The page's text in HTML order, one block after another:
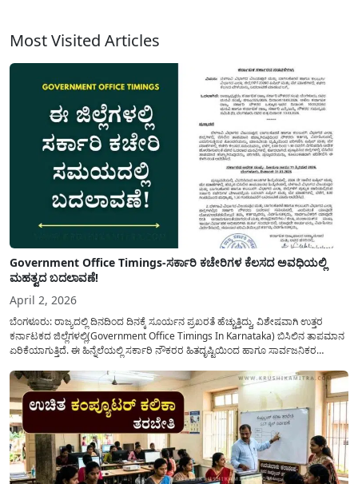
Most Visited Articles
Government Office Timings-ಸರ್ಕಾರಿ ಕಚೇರಿಗಳ ಕೆಲಸದ ಅವಧಿಯಲ್ಲಿ
ಮಹತ್ವದ ಬದಲಾವಣೆ!
April 2, 2026
ಬೆಂಗಳೂರು: ರಾಜ್ಯದಲ್ಲಿ ದಿನದಿಂದ ದಿನಕ್ಕೆ ಸೂರ್ಯನ ಪ್ರಖರತೆ ಹೆಚ್ಚುತ್ತಿದ್ದು, ವಿಶೇಷವಾಗಿ ಉತ್ತರ
ಕರ್ನಾಟಕದ ಜಿಲ್ಲೆಗಳಲ್ಲಿ(Government Office Timings In Karnataka) ಬಿಸಿಲಿನ ತಾಪಮಾನ
ಏರಿಕೆಯಾಗುತ್ತಿದೆ. ಈ ಹಿನ್ನೆಲೆಯಲ್ಲಿ ಸರ್ಕಾರಿ ನೌಕರರ ಹಿತದೃಷ್ಟಿಯಿಂದ ಹಾಗೂ ಸಾರ್ವಜನಿಕರ
ಮತ್ತು ಕಲ್ಯಾಣ ಕರ್ನಾಟಕದ ಒಟ್ಟು 9 ಜಿಲ್ಲೆಗಳಲ್ಲಿ ಏಪ್ರಿಲ್...